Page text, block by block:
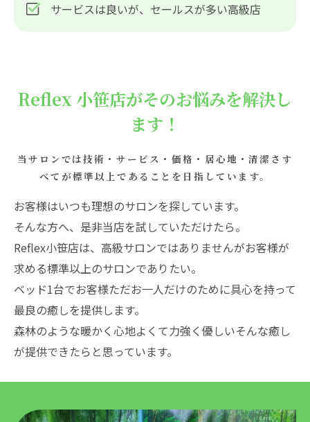
サービスは良いが、セールスが多い高級店
Reflex 小笹店がそのお悩みを解決し
ます！
当サロンでは技術・サービス・価格・居心地・清潔さす
べてが標準以上であることを日指しています。
お客様はいつも理想のサロンを探しています。
そんな方へ、是非当店を試していただけたら。
Reflex小笹店は、高級サロンではありませんがお客様が
求める標準以上のサロンでありたい。
ベッド1台でお客様ただお一人だけのために具心を持って
最良の癒しを提供します。
森林のような暖かく心地よくて力強く優しいそんな癒し
が提供できたらと思っています。